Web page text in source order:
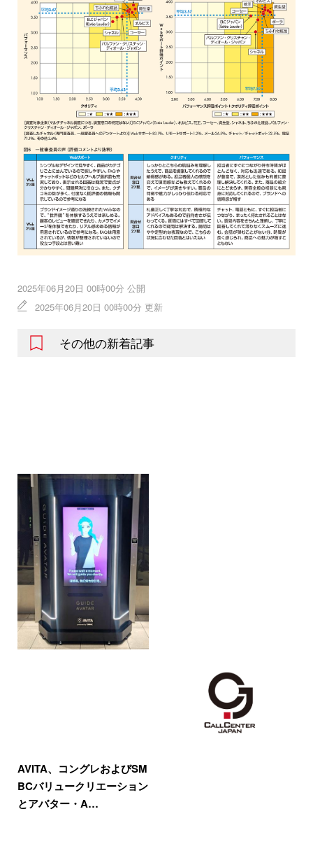
2025年06月20日 00時00分 公開
2025年06月20日 00時00分 更新
その他の新着記事
AVITA、コングレおよびSM
BCバリュークリエーション
とアバター・A…